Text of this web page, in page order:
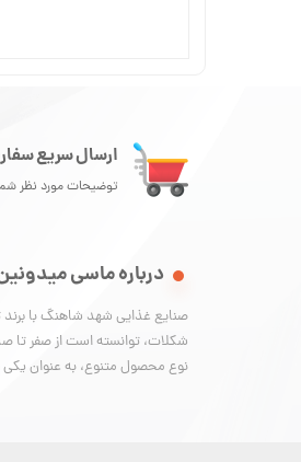
ارسال سریع
توضیحات مورد نظر
درباره ماسی
نوع محصول متنوع، به عنوان یکی